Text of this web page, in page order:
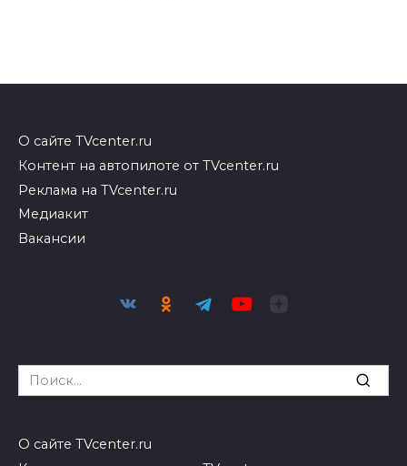
О сайте TVcenter.ru
Контент на автопилоте от TVcenter.ru
Реклама на TVcenter.ru
Медиакит
Вакансии
Search
for:
О сайте TVcenter.ru